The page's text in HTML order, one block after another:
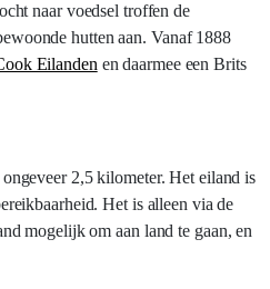
naar voedsel troffen de
hutten aan. Vanaf 1888
Eilanden en daarmee een Brits
2,5 kilometer. Het eiland is
Het is alleen via de
mogelijk om aan land te gaan, en